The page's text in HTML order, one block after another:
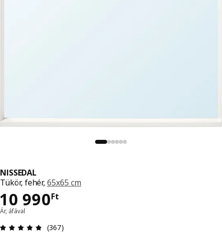
NISSEDAL
Tükör, fehér,65x65 cm
10 990Ft
Ár 10990Ft
Ár, áfával
Értékelés: 4.8 / 5 csillagok. Összes vélemény:
(367)